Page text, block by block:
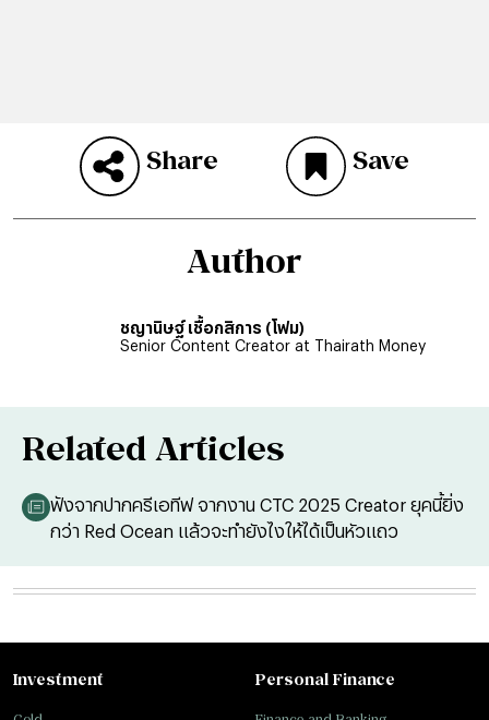
Share Save
Author
ชญานิษฐ์ เชื้อกสิการ (โฟม)
Senior Content Creator at Thairath Money
Related Articles
ฟังจากปากครีเอทีฟ จากงาน CTC 2025 Creator ยุคนี้ยิ่ง
กว่า Red Ocean แล้วจะทำยังไงให้ได้เป็นหัวแถว
Investment Personal Finance